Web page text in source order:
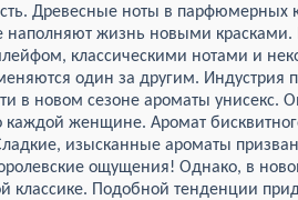
Древесные ноты в
наполняют жизнь новыми красками.
классическими нотами и
один за другим.
в новом сезоне ароматы унисекс.
каждой женщине. Аромат
изысканные ароматы
ощущения! Однако, в
классике. Подобной тенденции